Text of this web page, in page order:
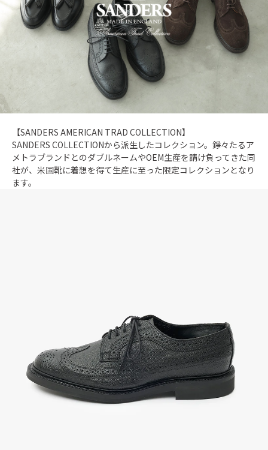
【SANDERS AMERICAN TRAD COLLECTION】
SANDERS COLLECTIONから派生したコレクション。錚々たるア
メトラブランドとのダブルネームやOEM生産を請け負ってきた同
社が、米国靴に着想を得て生産に至った限定コレクションとなり
ます。